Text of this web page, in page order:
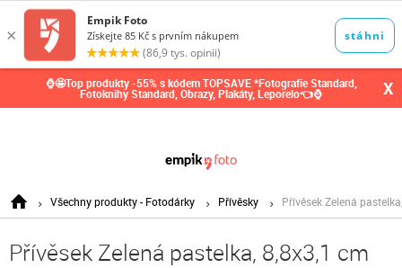
⌚🤩Top produkty -55% s kódem TOPSAVE *Fotografie Standard,
Fotoknihy Standard, Obrazy, Plakáty, Leporelo👈⌚ X
Všechny produkty - Fotodárky Přívěsky Přívěsek Zelená
Přívěsek Zelená pastelka, 8,8x3,1 cm